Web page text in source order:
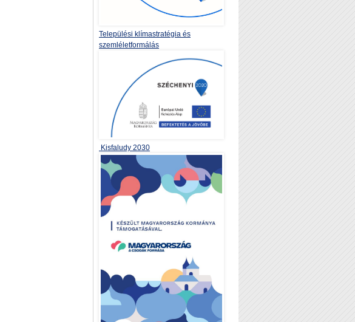
Települési klímastratégia és
szemléletformálás
Kisfaludy 2030